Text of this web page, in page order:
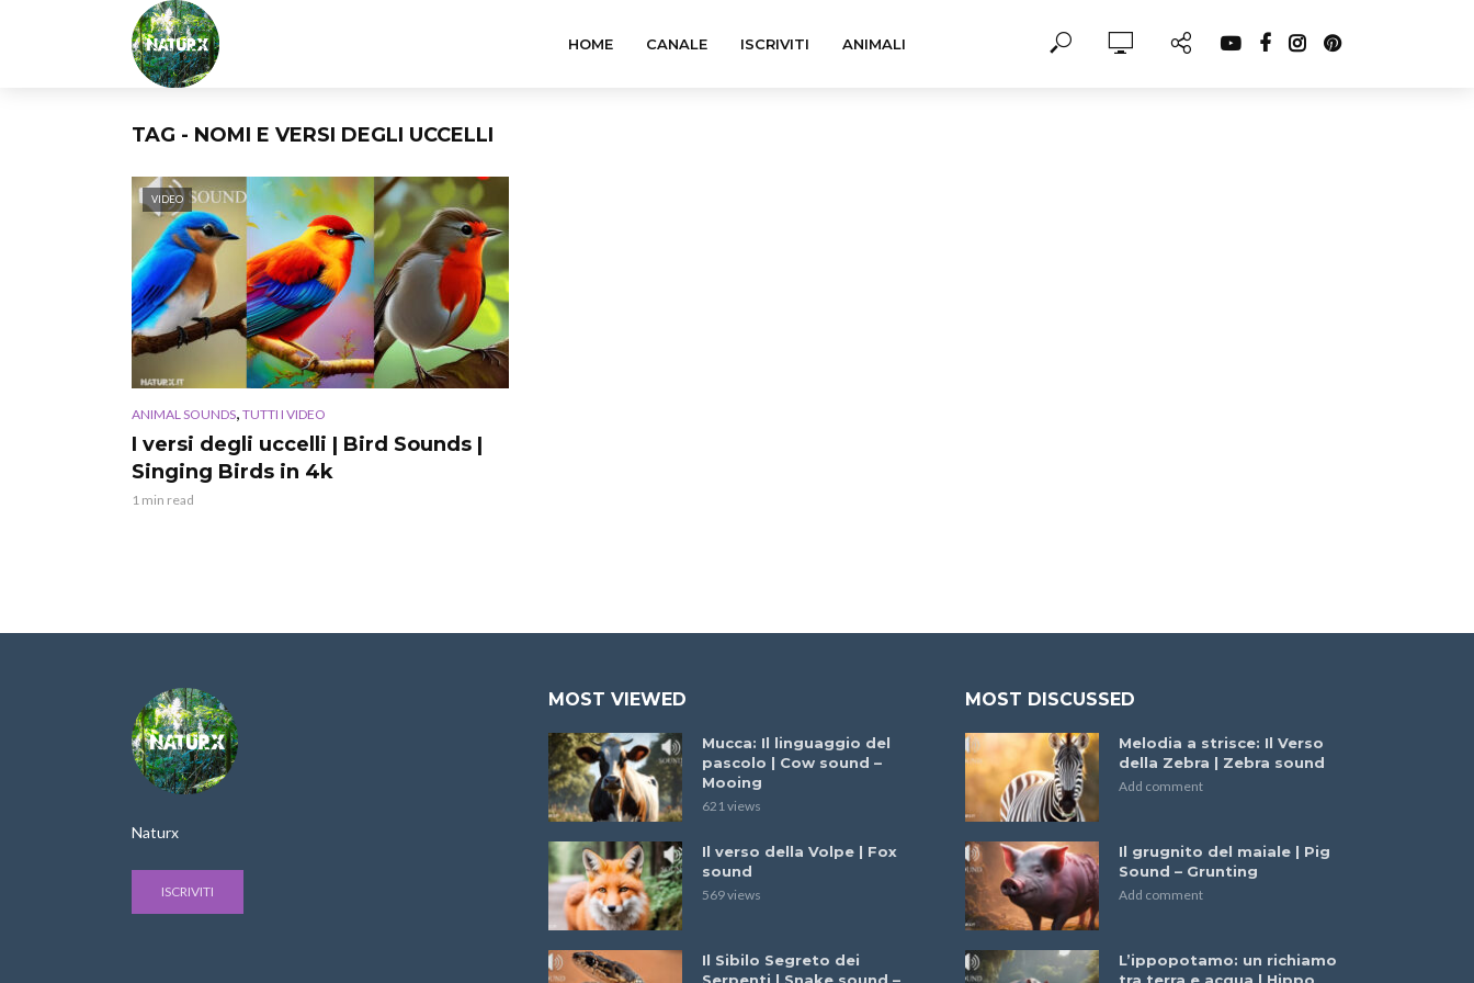
HOME CANALE ISCRIVITI ANIMALI
TAG - NOMI E VERSI DEGLI UCCELLI
VIDEO
ANIMAL SOUNDS, TUTTI I VIDEO
I versi degli uccelli | Bird Sounds |
Singing Birds in 4k
1 min read
Naturx
ISCRIVITI
MOST VIEWED
Mucca: Il linguaggio del
pascolo | Cow sound –
Mooing
621 views
Il verso della Volpe | Fox
sound
569 views
Il Sibilo Segreto dei
MOST DISCUSSED
Melodia a strisce: Il Verso
della Zebra | Zebra sound
Add comment
Il grugnito del maiale | Pig
Sound – Grunting
Add comment
L’ippopotamo: un richiamo